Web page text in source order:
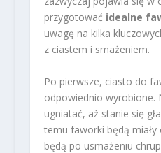
przygotować idealne
uwagę na kilka
z ciastem i smażeniem.
Po pierwsze, ciasto do
odpowiednio wyrobione.
ugniatać, aż stanie się
temu faworki będą
będą po usmażeniu